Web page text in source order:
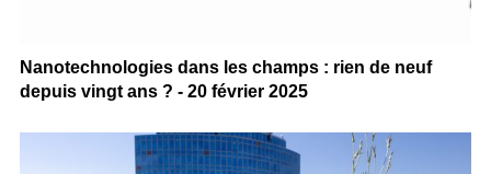
Nanotechnologies dans les champs : rien de neuf
depuis vingt ans ? - 20 février 2025